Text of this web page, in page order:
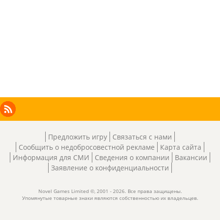
Facebook
Instagram
X
LinkedIn
RSS
Предложить игру
Связаться с нами
Сообщить о недобросовестной рекламе
Карта сайта
Информация для СМИ
Сведения о компании
Вакансии
Заявление о конфиденциальности
Novel Games Limited ©, 2001 - 2026. Все права защищены.
Упомянутые товарные знаки являются собственностью их владельцев.